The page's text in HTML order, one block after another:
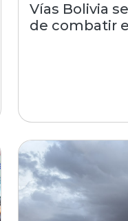
Vías Bolivia
de combatir